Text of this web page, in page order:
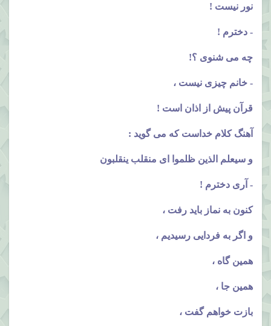
نور نیست !
- دخترم !
چه می شنوی ؟!
- خانم چیزی نیست ،
قرآن پیش از اذان است !
آهنگ کلام خداست که می گوید :
و سیعلم الذین ظلموا ای منقلب ینقلبون
- آری دخترم !
کنون به نماز باید رفت ،
و اگر به فردایی رسیدیم ،
همین گاه ،
همین جا ،
بازت خواهم گفت ،